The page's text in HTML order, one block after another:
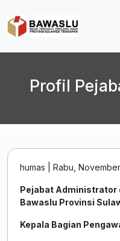
Profil
humas Rabu,
Pejabat Administrator
Bawaslu Provinsi
Kepala Bagian